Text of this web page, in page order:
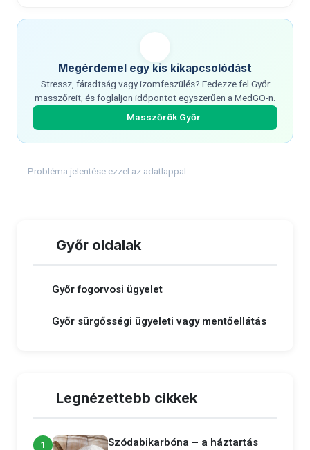
Megérdemel egy kis kikapcsolódást
Stressz, fáradtság vagy izomfeszülés? Fedezze fel Győr
masszőreit, és foglaljon időpontot egyszerűen a MedGO-n.
Masszőrök Győr
Probléma jelentése ezzel az adatlappal
Győr oldalak
Győr fogorvosi ügyelet
Győr sürgősségi ügyeleti vagy mentőellátás
Legnézettebb cikkek
1
Szódabikarbóna – a háztartás